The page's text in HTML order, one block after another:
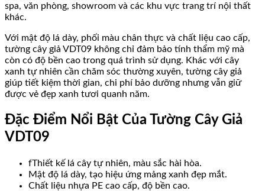
spa, văn phòng, showroom và các khu vực trang trí nội thất
khác.
Với mật độ lá dày, phối màu chân thực và chất liệu cao cấp,
tường cây giả VDT09 không chỉ đảm bảo tính thẩm mỹ mà
còn có độ bền cao trong quá trình sử dụng. Khác với cây
xanh tự nhiên cần chăm sóc thường xuyên, tường cây giả
giúp tiết kiệm thời gian, chi phí bảo dưỡng nhưng vẫn giữ
được vẻ đẹp xanh tươi quanh năm.
Đặc Điểm Nổi Bật Của Tường Cây Giả
VDT09
fThiết kế lá cây tự nhiên, màu sắc hài hòa.
Mật độ lá dày, tạo hiệu ứng mảng xanh đẹp mắt.
Chất liệu nhựa PE cao cấp, độ bền cao.